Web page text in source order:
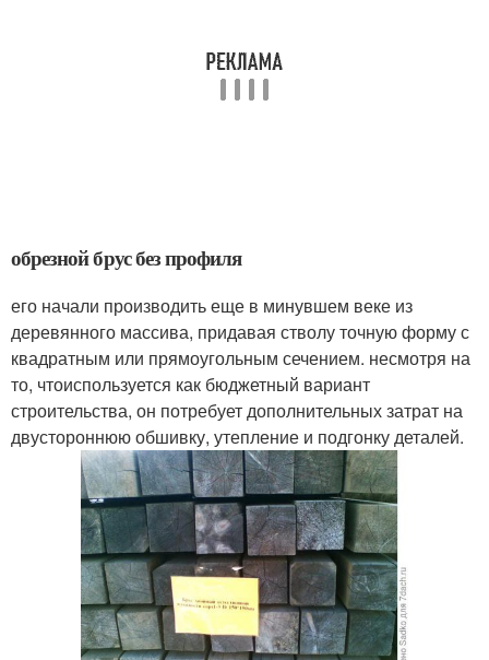
обрезной брус без профиля
его начали производить еще в минувшем веке из
деревянного массива, придавая стволу точную форму с
квадратным или прямоугольным сечением. несмотря на
то, чтоиспользуется как бюджетный вариант
строительства, он потребует дополнительных затрат на
двустороннюю обшивку, утепление и подгонку деталей.